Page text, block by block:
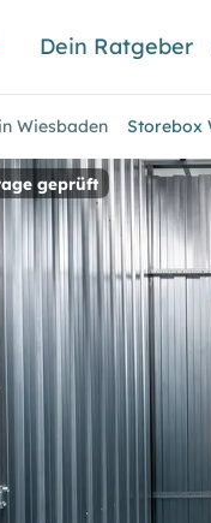
Dein Ratgeber
Wiesbaden Storebox
geprüft
Bild für